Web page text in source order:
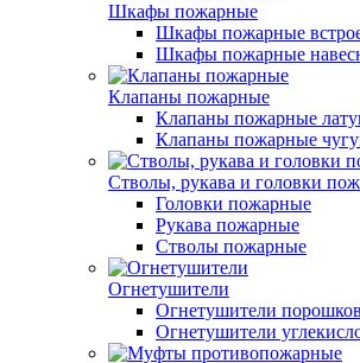
Шкафы пожарные
Шкафы пожарные
Шкафы пожарные
Клапаны пожарные
Клапаны пожарные
Клапаны пожарные
Стволы, рукава и головки
Головки пожарные
Рукава пожарные
Стволы пожарные
Огнетушители
Огнетушители
Огнетушители